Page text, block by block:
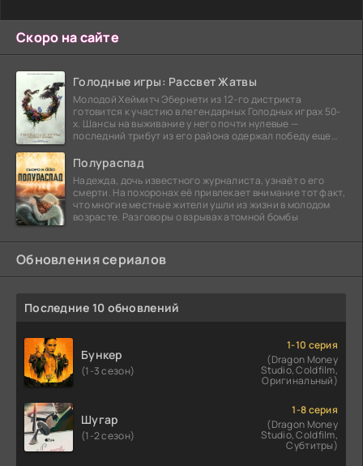
Скоро на сайте
Голодные игры: Рассвет Жатвы
Молодой Хеймитч Эбернети из 12-го дистрикта
готовится к участию в легендарных Голодных играх 50-
х. Шансы на выживание у него почти нулевые —
последний трибут из его района одержал победу еще
Полураспад
Надежда, дочь известного журналиста, узнаёт о его
смерти. На похоронах её привлекает внимание тот факт,
что многие местные жители ушли из жизни в молодом
возрасте. Разговоры о взрывах атомной бомбы
Обновления сериалов
Последние 10 обновлений
Бункер
(1-3 сезон)
1-10 серия
(Dragon Money
Studio, Coldfilm,
Оригинальный)
Шугар
(1-2 сезон)
1-8 серия
(Dragon Money
Studio, Coldfilm,
Субтитры)